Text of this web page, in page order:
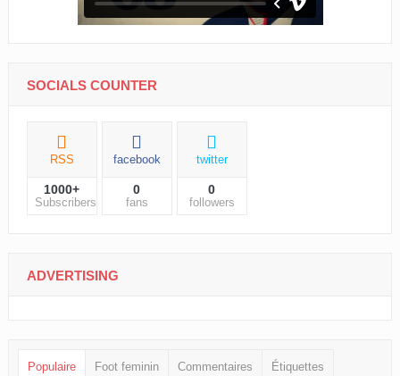
SOCIALS COUNTER
RSS
1000+
Subscribers
facebook
0
fans
twitter
0
followers
ADVERTISING
Populaire Foot feminin Commentaires Étiquettes